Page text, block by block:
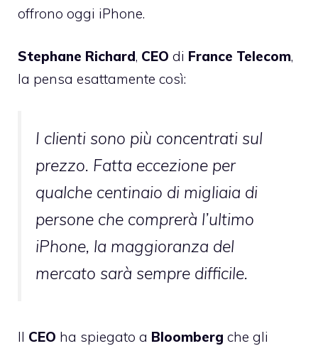
offrono oggi iPhone.
Stephane Richard, CEO di France Telecom,
la pensa esattamente così:
I clienti sono più concentrati sul
prezzo. Fatta eccezione per
qualche centinaio di migliaia di
persone che comprerà l’ultimo
iPhone, la maggioranza del
mercato sarà sempre difficile.
Il CEO ha spiegato a Bloomberg che gli